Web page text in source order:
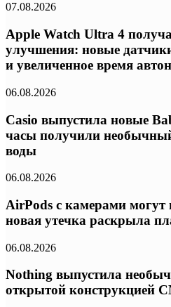
07.08.2026
Apple Watch Ultra 4
улучшения: новые
и увеличенное время
06.08.2026
Casio выпустила новые
часы получили
воды
06.08.2026
AirPods с камерами могут
новая утечка раскрыла
06.08.2026
Nothing выпустила
открытой конструкцией